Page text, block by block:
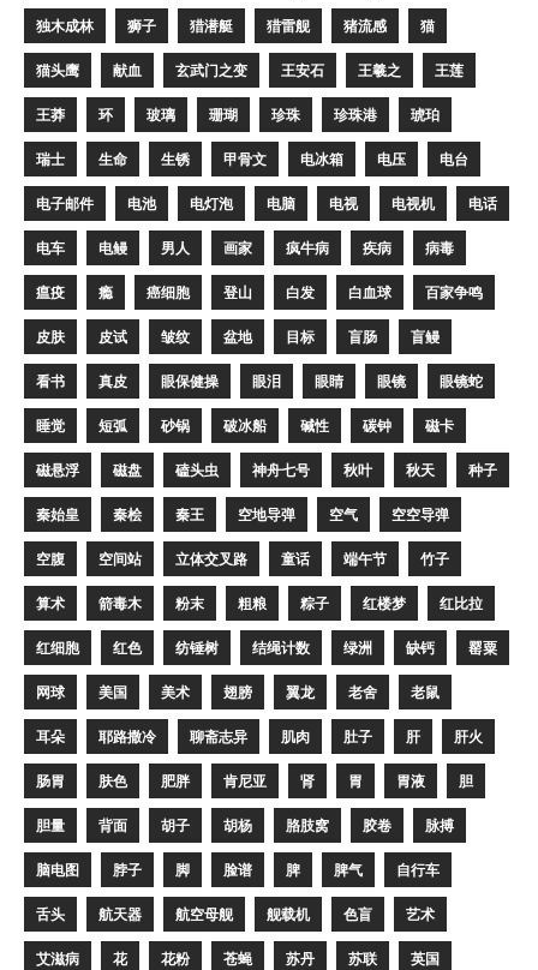
独木成林 狮子 猎潜艇 猎雷舰 猪流感 猫
猫头鹰 献血 玄武门之变 王安石 王羲之 王莲
王莽 环 玻璃 珊瑚 珍珠 珍珠港 琥珀
瑞士 生命 生锈 甲骨文 电冰箱 电压 电台
电子邮件 电池 电灯泡 电脑 电视 电视机 电话
电车 电鳗 男人 画家 疯牛病 疾病 病毒
瘟疫 瘾 癌细胞 登山 白发 白血球 百家争鸣
皮肤 皮试 皱纹 盆地 目标 盲肠 盲鳗
看书 真皮 眼保健操 眼泪 眼睛 眼镜 眼镜蛇
睡觉 短弧 砂锅 破冰船 碱性 碳钟 磁卡
磁悬浮 磁盘 磕头虫 神舟七号 秋叶 秋天 种子
秦始皇 秦桧 秦王 空地导弹 空气 空空导弹
空腹 空间站 立体交叉路 童话 端午节 竹子
算术 箭毒木 粉末 粗粮 粽子 红楼梦 红比拉
红细胞 红色 纺锤树 结绳计数 绿洲 缺钙 罂粟
网球 美国 美术 翅膀 翼龙 老舍 老鼠
耳朵 耶路撒冷 聊斋志异 肌肉 肚子 肝 肝火
肠胃 肤色 肥胖 肯尼亚 肾 胃 胃液 胆
胆量 背面 胡子 胡杨 胳肢窝 胶卷 脉搏
脑电图 脖子 脚 脸谱 脾 脾气 自行车
舌头 航天器 航空母舰 舰载机 色盲 艺术
艾滋病 花 花粉 苍蝇 苏丹 苏联 英国